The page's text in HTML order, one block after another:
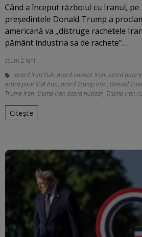
Când a început războiul cu Iranul,
președintele Donald Trump a
americană va „distruge rachetele
pământ industria sa de rachete”.…
acum 2 luni
acord Iran SUA, acord nuclear Iran, acord pace
acord pace SUA Iran, acord Trump Iran, Donald
Trump Iran, trump Iran acord nuclear, Trump Iran
Citește